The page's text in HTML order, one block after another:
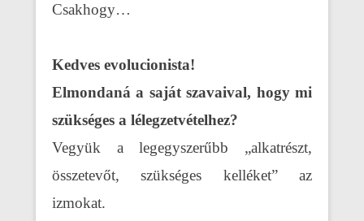
Csakhogy…
Kedves evolucionista!
Elmondaná a saját szavaival, hogy mi
szükséges a lélegzetvételhez?
Vegyük a legegyszerűbb „alkatrészt,
összetevőt, szükséges kelléket” az
izmokat.